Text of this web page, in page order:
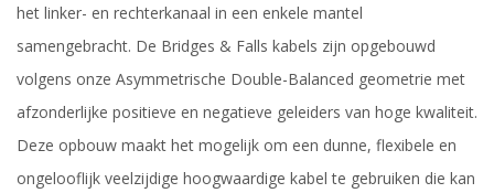
het linker- en rechterkanaal in een enkele mantel
samengebracht. De Bridges & Falls kabels zijn opgebouwd
volgens onze Asymmetrische Double-Balanced geometrie met
afzonderlijke positieve en negatieve geleiders van hoge kwaliteit.
Deze opbouw maakt het mogelijk om een dunne, flexibele en
ongelooflijk veelzijdige hoogwaardige kabel te gebruiken die kan